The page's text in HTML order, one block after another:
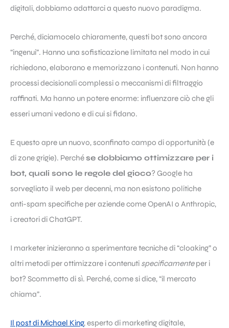
digitali, dobbiamo adattarci a questo nuovo paradigma.
Perché, diciamocelo chiaramente, questi bot sono ancora
“ingenui”. Hanno una sofisticazione limitata nel modo in cui
richiedono, elaborano e memorizzano i contenuti. Non hanno
processi decisionali complessi o meccanismi di filtraggio
raffinati. Ma hanno un potere enorme: influenzare ciò che gli
esseri umani vedono e di cui si fidano.
E questo apre un nuovo, sconfinato campo di opportunità (e
di zone grigie). Perchése dobbiamo ottimizzare per i
bot, quali sono le regole del gioco? Google ha
sorvegliato il web per decenni, ma non esistono politiche
anti-spam specifiche per aziende come OpenAI o Anthropic,
i creatori di ChatGPT.
I marketer inizieranno a sperimentare tecniche di “cloaking” o
altri metodi per ottimizzare i contenuti specificamenteper i
bot? Scommetto di sì. Perché, come si dice, “il mercato
chiama”.
Il post di Michael King, esperto di marketing digitale,